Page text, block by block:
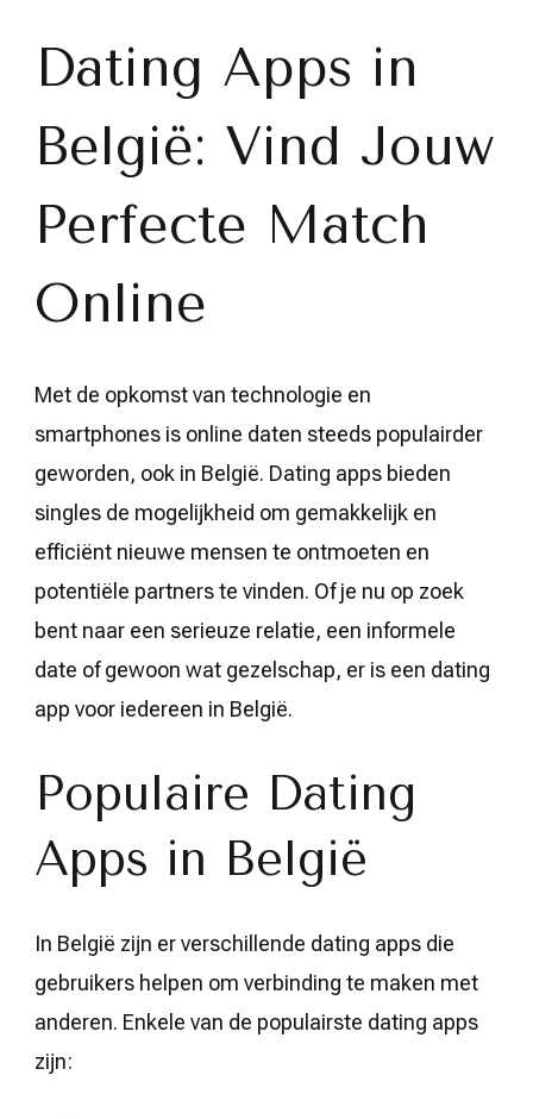
Match
Online
Dating Apps in
België: Vind Jouw
Perfecte Match
Online
Met de opkomst van technologie en
smartphones is online daten steeds populairder
geworden, ook in België. Dating apps bieden
singles de mogelijkheid om gemakkelijk en
efficiënt nieuwe mensen te ontmoeten en
potentiële partners te vinden. Of je nu op zoek
bent naar een serieuze relatie, een informele
date of gewoon wat gezelschap, er is een dating
app voor iedereen in België.
Populaire Dating
Apps in België
In België zijn er verschillende dating apps die
gebruikers helpen om verbinding te maken met
anderen. Enkele van de populairste dating apps
zijn: